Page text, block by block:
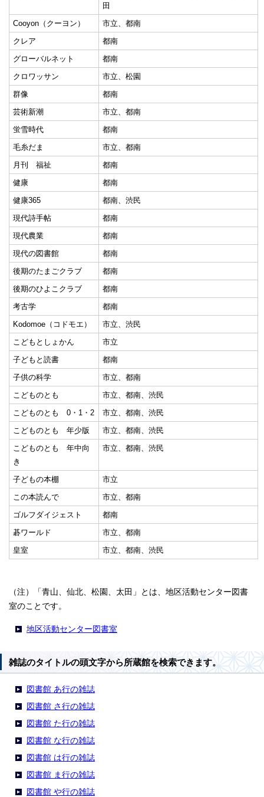
田
Cooyon（クーヨン）
市立、都南
クレア
都南
グローバルネット
都南
クロワッサン
市立、松園
群像
都南
芸術新潮
市立、都南
蛍雪時代
都南
毛糸だま
市立、都南
月刊 福祉
都南
健康
都南
健康365
都南、渋民
現代詩手帖
都南
現代農業
都南
現代の図書館
都南
後期のたまごクラブ
都南
後期のひよこクラブ
都南
考古学
都南
Kodomoe（コドモエ）
市立、渋民
こどもとしょかん
市立
子どもと読書
都南
子供の科学
市立、都南
こどものとも
市立、都南、渋民
こどものとも 0・1・2
市立、都南、渋民
こどものとも 年少版
市立、都南、渋民
こどものとも 年中向
き
市立、都南、渋民
子どもの本棚
市立
この本読んで
市立、都南
ゴルフダイジェスト
都南
碁ワールド
市立、都南
皇室
市立、都南、渋民
（注）「青山、仙北、松園、太田」とは、地区活動センター図書
室のことです。
地区活動センター図書室
雑誌のタイトルの頭文字から所蔵館を検索できます。
図書館 あ行の雑誌
図書館 さ行の雑誌
図書館 た行の雑誌
図書館 な行の雑誌
図書館 は行の雑誌
図書館 ま行の雑誌
図書館 や行の雑誌